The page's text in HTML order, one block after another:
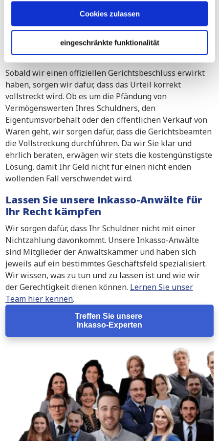
Cookies zulassen
eingeschränkte funktionalität
Fast Track-Verfahren
Antrag auf Liquidation
Sobald wir einen offiziellen Gerichtsbeschluss erwirkt
haben, sorgen wir dafür, dass das Urteil korrekt
vollstreckt wird. Ob es um die Pfändung von
Vermögenswerten Ihres Schuldners, den
Eigentumsvorbehalt oder den öffentlichen Verkauf von
Waren geht, wir sorgen dafür, dass die Gerichtsbeamten
die Vollstreckung durchführen. Da wir Sie klar und
ehrlich beraten, erwägen wir stets die kostengünstigste
Lösung, damit Ihr Geld nicht für einen nicht enden
wollenden Fall verschwendet wird.
Lassen Sie unsere Inkasso-Anwälte für
Ihr Recht kämpfen
Wir sorgen dafür, dass Ihr Schuldner nicht mit einer
Nichtzahlung davonkommt. Unsere Inkasso-Anwälte
sind Mitglieder der Anwaltskammer und haben sich
jeweils auf ein bestimmtes Geschäftsfeld spezialisiert.
Wir wissen, was zu tun und zu lassen ist und wie wir
der Gerechtigkeit dienen können. Lernen Sie unser
Team hier kennen.
Treffen Sie unsere
Inkasso-Experten